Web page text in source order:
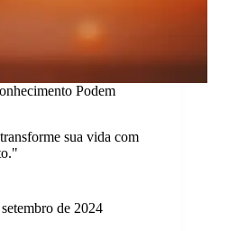
Podem
sua vida com
de 2024